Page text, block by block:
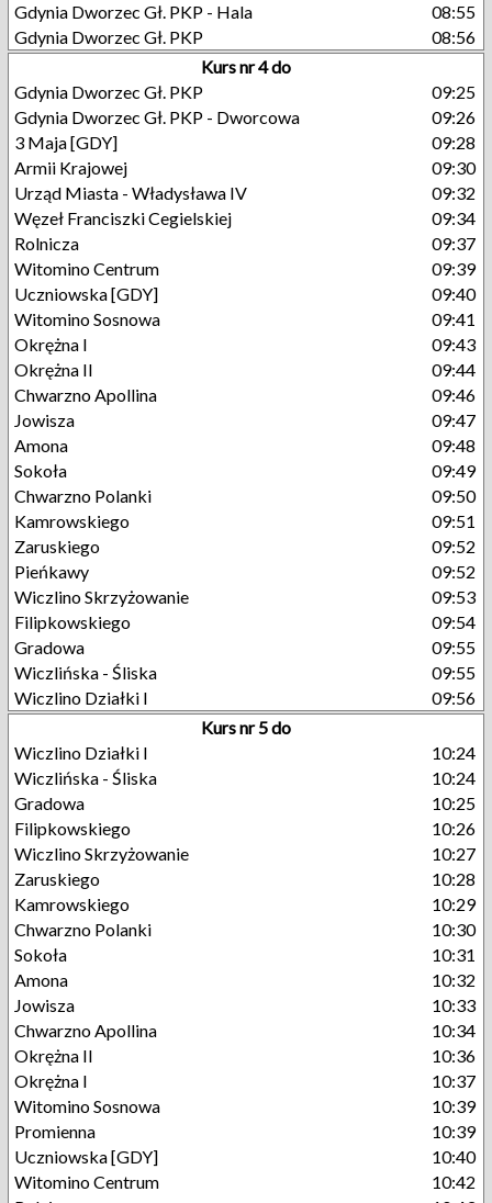
Gdynia Dworzec Gł. PKP - Hala
08:55
Gdynia Dworzec Gł. PKP
08:56
Kurs nr 4 do
Gdynia Dworzec Gł. PKP
09:25
Gdynia Dworzec Gł. PKP - Dworcowa
09:26
3 Maja [GDY]
09:28
Armii Krajowej
09:30
Urząd Miasta - Władysława IV
09:32
Węzeł Franciszki Cegielskiej
09:34
Rolnicza
09:37
Witomino Centrum
09:39
Uczniowska [GDY]
09:40
Witomino Sosnowa
09:41
Okrężna I
09:43
Okrężna II
09:44
Chwarzno Apollina
09:46
Jowisza
09:47
Amona
09:48
Sokoła
09:49
Chwarzno Polanki
09:50
Kamrowskiego
09:51
Zaruskiego
09:52
Pieńkawy
09:52
Wiczlino Skrzyżowanie
09:53
Filipkowskiego
09:54
Gradowa
09:55
Wiczlińska - Śliska
09:55
Wiczlino Działki I
09:56
Kurs nr 5 do
Wiczlino Działki I
10:24
Wiczlińska - Śliska
10:24
Gradowa
10:25
Filipkowskiego
10:26
Wiczlino Skrzyżowanie
10:27
Zaruskiego
10:28
Kamrowskiego
10:29
Chwarzno Polanki
10:30
Sokoła
10:31
Amona
10:32
Jowisza
10:33
Chwarzno Apollina
10:34
Okrężna II
10:36
Okrężna I
10:37
Witomino Sosnowa
10:39
Promienna
10:39
Uczniowska [GDY]
10:40
Witomino Centrum
10:42